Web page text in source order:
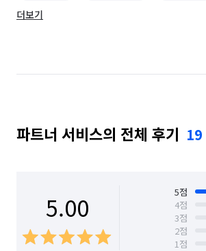
인천 부평구
경기 부천시 원미구 경기 부천시 오정구
더보기
파트너 서비스의 전체 후기 19
5.00 5점
4점
3점
2점
1점